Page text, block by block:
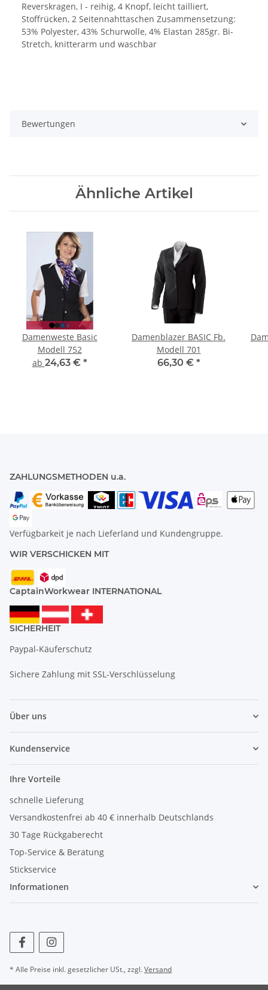
Reverskragen, I - reihig, 4 Knopf, leicht tailliert,
Stoffrücken, 2 Seitennahttaschen Zusammensetzung:
53% Polyester, 43% Schurwolle, 4% Elastan 285gr. Bi-
Stretch, knitterarm und waschbar
Bewertungen
Ähnliche Artikel
Damenweste Basic
Modell 752
ab 24,63 € *
Damenblazer BASIC Fb.
Modell 701
66,30 € *
ZAHLUNGSMETHODEN u.a.
Verfügbarkeit je nach Lieferland und Kundengruppe.
WIR VERSCHICKEN MIT
CaptainWorkwear INTERNATIONAL
SICHERHEIT
Paypal-Käuferschutz
Sichere Zahlung mit SSL-Verschlüsselung
Über uns
Kundenservice
Ihre Vorteile
schnelle Lieferung
Versandkostenfrei ab 40 € innerhalb Deutschlands
30 Tage Rückgaberecht
Top-Service & Beratung
Stickservice
Informationen
* Alle Preise inkl. gesetzlicher USt., zzgl.Versand